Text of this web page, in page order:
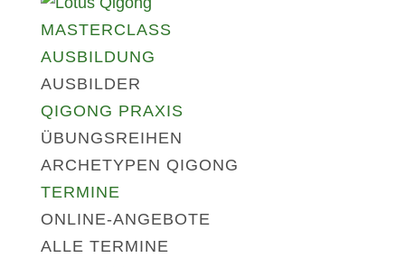
MASTERCLASS
AUSBILDUNG
AUSBILDER
QIGONG PRAXIS
ÜBUNGSREIHEN
ARCHETYPEN QIGONG
TERMINE
ONLINE-ANGEBOTE
ALLE TERMINE